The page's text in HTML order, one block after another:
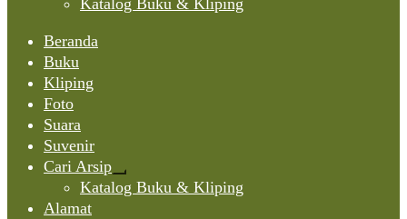
Katalog Buku & Kliping
Beranda
Buku
Kliping
Foto
Suara
Suvenir
Cari Arsip
Expand
child
Katalog Buku & Kliping
Alamat